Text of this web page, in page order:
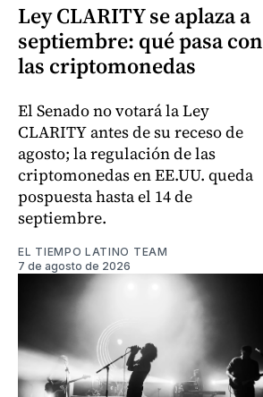
Ley CLARITY se aplaza a
septiembre: qué pasa con
las criptomonedas
El Senado no votará la Ley
CLARITY antes de su receso de
agosto; la regulación de las
criptomonedas en EE.UU. queda
pospuesta hasta el 14 de
septiembre.
EL TIEMPO LATINO TEAM
7 de agosto de 2026